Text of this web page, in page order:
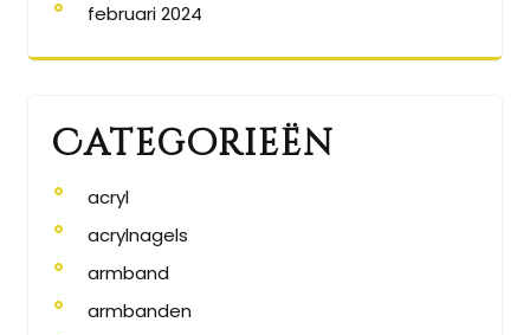
februari 2024
Categorieën
acryl
acrylnagels
armband
armbanden